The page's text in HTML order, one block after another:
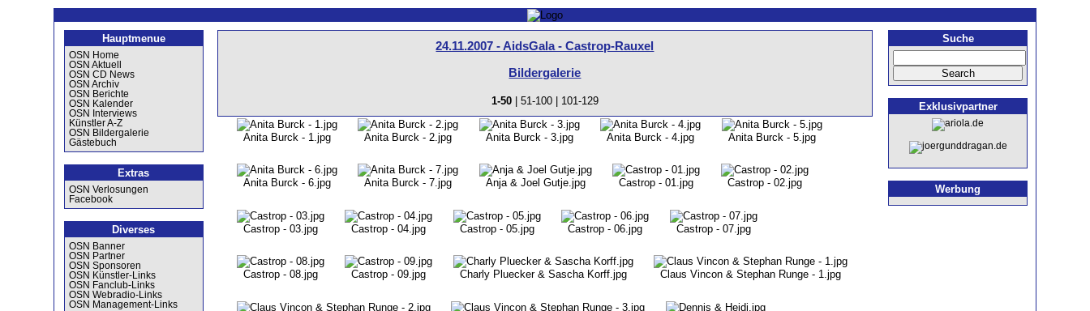
Hauptmenue
OSN Home
OSN Aktuell
OSN CD News
OSN Archiv
OSN Berichte
OSN Kalender
OSN Interviews
Künstler A-Z
OSN Bildergalerie
Gästebuch
Extras
OSN Verlosungen
Facebook
Diverses
OSN Banner
OSN Partner
OSN Sponsoren
OSN Künstler-Links
OSN Fanclub-Links
OSN Webradio-Links
OSN Management-Links
Suche
Exklusivpartner
Werbung
24.11.2007 - AidsGala - Castrop-Rauxel
Bildergalerie
1-50| 51-100| 101-129
Anita Burck - 1.jpg Anita Burck - 2.jpg Anita Burck - 3.jpg Anita Burck - 4.jpg Anita Burck - 5.jpg
Anita Burck - 6.jpg Anita Burck - 7.jpg Anja & Joel Gutje.jpg Castrop - 01.jpg Castrop - 02.jpg
Castrop - 03.jpg Castrop - 04.jpg Castrop - 05.jpg Castrop - 06.jpg Castrop - 07.jpg
Castrop - 08.jpg Castrop - 09.jpg Charly Pluecker & Sascha Korff.jpg Claus Vincon & Stephan Runge - 1.jpg